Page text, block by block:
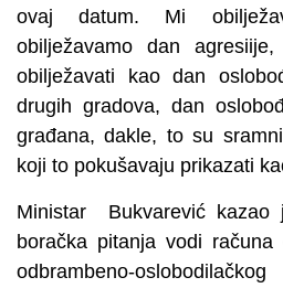
ovaj datum. Mi
obilježavamo dan
obilježavati kao dan
drugih gradova, dan
građana, dakle, to su
koji to pokušavaju prikazati
Ministar Bukvarević kazao
boračka pitanja vodi
odbrambeno-